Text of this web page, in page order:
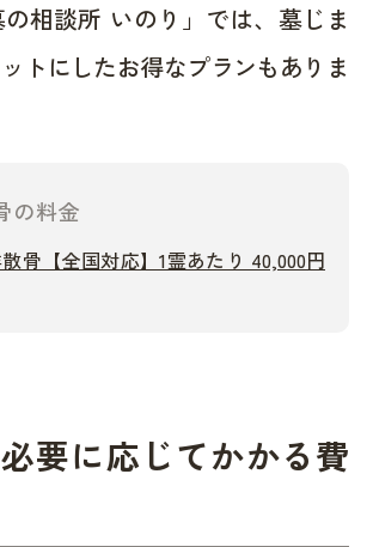
の相談所 いのり」では、墓じま
トにしたお得なプランもありま
の料金
骨【全国対応】1霊あたり 40,000円
要に応じてかかる費